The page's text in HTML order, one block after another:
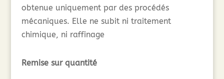
obtenue uniquement par des procédés
mécaniques. Elle ne subit ni traitement
chimique, ni raffinage
Remise sur quantité